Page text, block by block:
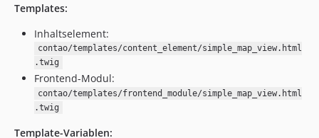
Templates:
Inhaltselement:
contao/templates/content_element/simple_map_view.html
.twig
Frontend-Modul:
contao/templates/frontend_module/simple_map_view.html
.twig
Template-Variablen: